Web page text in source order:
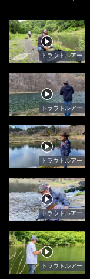
トラウトルアー
トラウトルアー
トラウトルアー
トラウトルアー
トラウトルアー